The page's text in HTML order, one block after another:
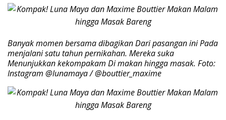
Banyak momen bersama dibagikan Dari pasangan ini Pada
menjalani satu tahun pernikahan. Mereka suka
Menunjukkan kekompakam Di makan hingga masak. Foto:
Instagram @lunamaya / @bouttier_maxime